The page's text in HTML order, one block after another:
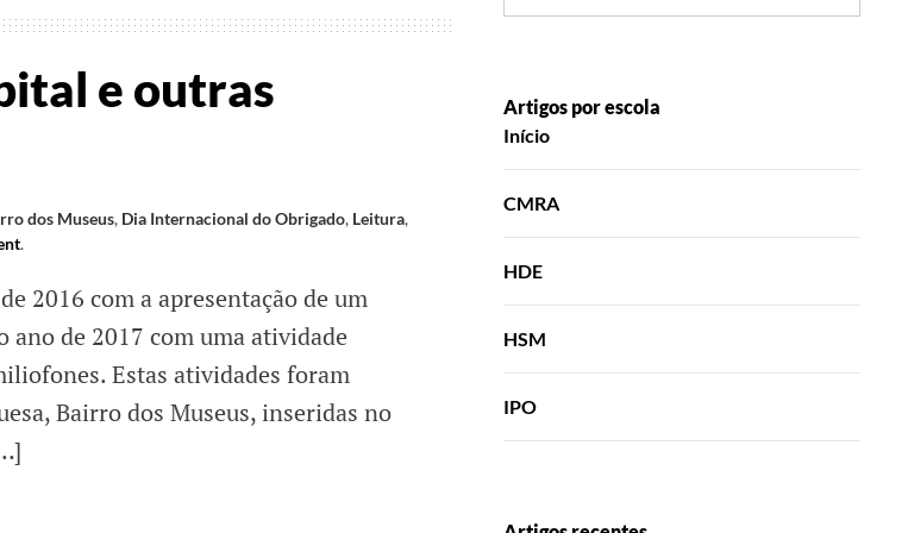
e outras
dos Museus, Dia Internacional do Obrigado, Leitura,
.
2016 com a apresentação de um
ano de 2017 com uma atividade
Estas atividades foram
Bairro dos Museus, inseridas no
Artigos por escola
Início
CMRA
HDE
HSM
IPO